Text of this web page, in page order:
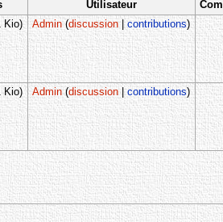
Utilisateur
Kio) Admin (discussion|contributions)
Kio) Admin (discussion|contributions)